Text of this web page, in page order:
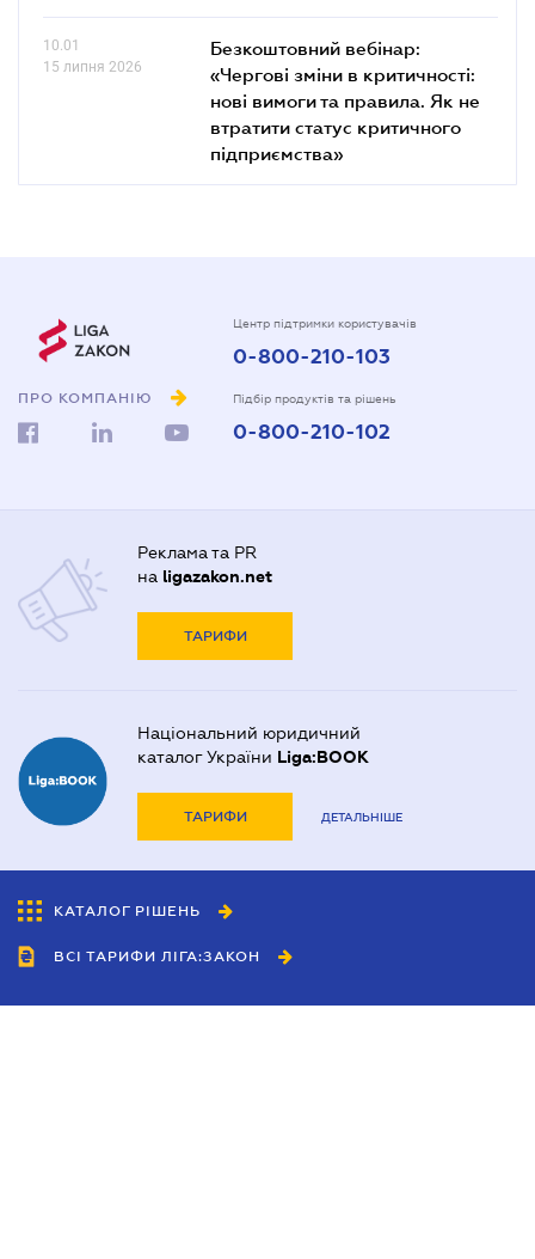
10.01
15 липня 2026
Безкоштовний вебінар:
«Чергові зміни в критичності:
нові вимоги та правила. Як не
втратити статус критичного
підприємства»
ПРО КОМПАНІЮ
Центр підтримки користувачів
0-800-210-103
Підбір продуктів та рішень
0-800-210-102
Реклама та PR
на ligazakon.net
ТАРИФИ
Національний юридичний
каталог України Liga:BOOK
ТАРИФИ ДЕТАЛЬНІШЕ
КАТАЛОГ РІШЕНЬ
ВСІ ТАРИФИ ЛІГА:ЗАКОН